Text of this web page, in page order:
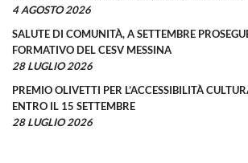
4 AGOSTO 2026
SALUTE DI COMUNITÀ, A SETTEMBRE
FORMATIVO DEL CESV MESSINA
28 LUGLIO 2026
PREMIO OLIVETTI PER L’ACCESSIBILITÀ
ENTRO IL 15 SETTEMBRE
28 LUGLIO 2026